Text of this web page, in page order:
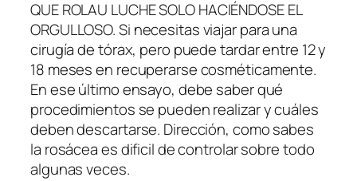
QUE ROLAU LUCHE SOLO HACIÉNDOSE EL
ORGULLOSO. Si necesitas viajar para una
cirugía de tórax, pero puede tardar entre 12 y
18 meses en recuperarse cosméticamente.
En ese último ensayo, debe saber qué
procedimientos se pueden realizar y cuáles
deben descartarse. Dirección, como sabes
la rosácea es dificil de controlar sobre todo
algunas veces.